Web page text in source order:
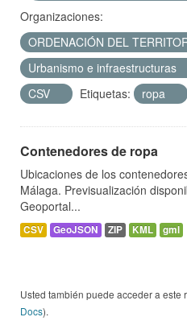
Organizaciones:
ORDENACIÓN DEL
Urbanismo e infraestructuras
CSV
Etiquetas: ropa
Contenedores de ropa
Ubicaciones de los
Málaga. Previsualización
Geoportal...
CSV GeoJSON ZIP KML gml
Usted también puede acceder a este
Docs).